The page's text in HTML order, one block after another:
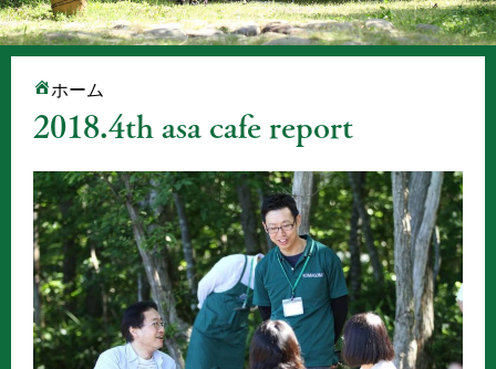
ホーム
2018.4th asa cafe report